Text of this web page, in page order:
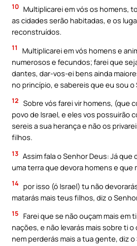
10 Multiplicarei em vós os homens,
as cidades serão habitadas, e os
reconstruídos.
11
Multiplicarei em vós homens e
numerosos e fecundos; farei que
dantes, dar-vos-ei bens ainda
no princípio, e sabereis que eu sou o
12 Sobre vós farei vir homens, (que
povo de Israel, e eles vos possuirão
sereis a sua herança e não os
filhos.
13 Assim fala o Senhor Deus: Já que
uma terra que devora homens e que
14 por isso (ó Israel) tu não
matarás mais teus filhos, diz o
15
Farei que se não ouçam mais em
nações, e não levarás mais sobre ti
nem perderás mais a tua gente, diz